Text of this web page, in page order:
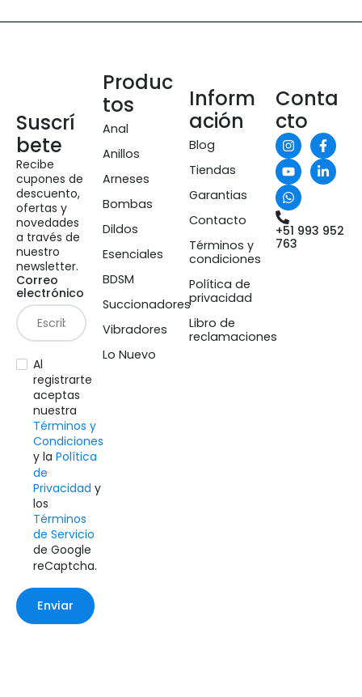
Suscrí
bete
Recibe
cupones de
descuento,
ofertas y
novedades
a través de
nuestro
newsletter.
Correo
electrónico
Al
registrarte
aceptas
nuestra
Términos y
Condiciones
y la Política
de
Privacidad y
los
Términos
de Servicio
de Google
reCaptcha.
Enviar
Produc
tos
Anal
Anillos
Arneses
Bombas
Dildos
Esenciales
BDSM
Succionadores
Vibradores
Lo Nuevo
Inform
ación
Blog
Tiendas
Garantias
Contacto
Términos y
condiciones
Política de
privacidad
Libro de
reclamaciones
Conta
cto
+51 993 952
763